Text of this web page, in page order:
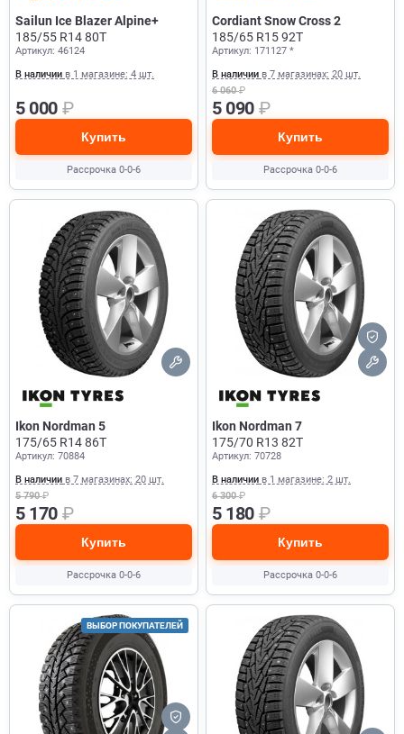
Sailun Ice Blazer Alpine+
185/55 R14 80T
Артикул: 46124
В наличии в 1 магазине: 4 шт.
5 000 ₽
Купить
Рассрочка 0-0-6
Cordiant Snow Cross 2
185/65 R15 92T
Артикул: 171127 *
В наличии в 7 магазинах: 20 шт.
6 060₽
5 090 ₽
Купить
Рассрочка 0-0-6
Ikon Nordman 5
175/65 R14 86T
Артикул: 70884
В наличии в 7 магазинах: 20 шт.
5 790₽
5 170 ₽
Купить
Рассрочка 0-0-6
Ikon Nordman 7
175/70 R13 82T
Артикул: 70728
В наличии в 1 магазине: 2 шт.
6 300₽
5 180 ₽
Купить
Рассрочка 0-0-6
ВЫБОР ПОКУПАТЕЛЕЙ